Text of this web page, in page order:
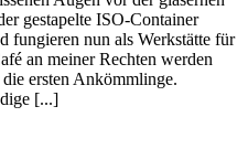
gestapelte ISO-Container
fungieren nun als Werkstätte für
an meiner Rechten werden
ersten Ankömmlinge.
[...]